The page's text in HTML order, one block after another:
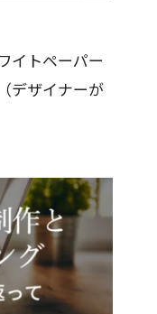
イトペーパー
デザイナーが